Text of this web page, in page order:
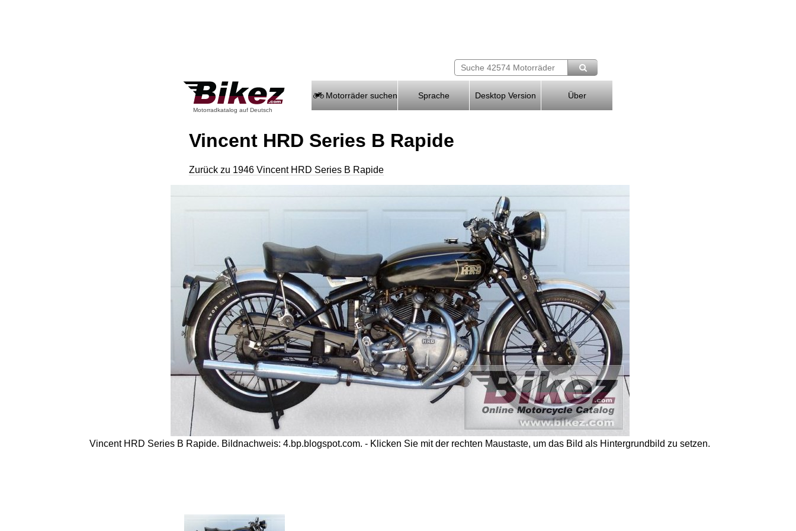
Motorradkatalog auf Deutsch
Motorräder suchen Sprache Desktop Version Über
Vincent HRD Series B Rapide
Zurück zu 1946 Vincent HRD Series B Rapide
Vincent HRD Series B Rapide. Bildnachweis: 4.bp.blogspot.com. - Klicken Sie mit der rechten Maustaste, um das Bild als Hintergrundbild zu setzen.